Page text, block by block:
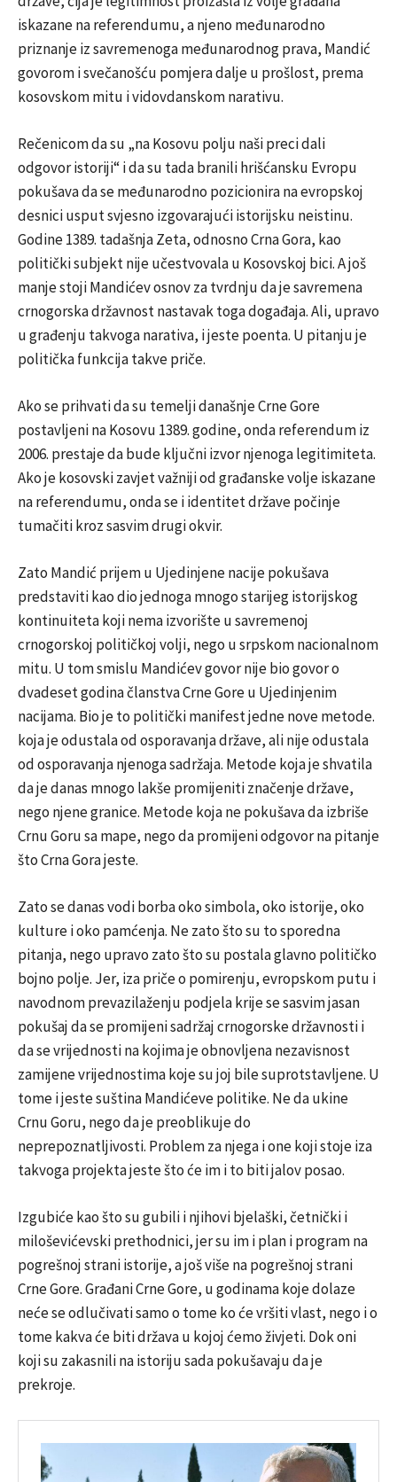
iskazane na referendumu, a njeno međunarodno
priznanje iz savremenoga međunarodnog prava, Mandić
govorom i svečanošću pomjera dalje u prošlost, prema
kosovskom mitu i vidovdanskom narativu.
Rečenicom da su „na Kosovu polju naši preci dali
odgovor istoriji“ i da su tada branili hrišćansku Evropu
pokušava da se međunarodno pozicionira na evropskoj
desnici usput svjesno izgovarajući istorijsku neistinu.
Godine 1389. tadašnja Zeta, odnosno Crna Gora, kao
politički subjekt nije učestvovala u Kosovskoj bici. A još
manje stoji Mandićev osnov za tvrdnju da je savremena
crnogorska državnost nastavak toga događaja. Ali, upravo
u građenju takvoga narativa, i jeste poenta. U pitanju je
politička funkcija takve priče.
Ako se prihvati da su temelji današnje Crne Gore
postavljeni na Kosovu 1389. godine, onda referendum iz
2006. prestaje da bude ključni izvor njenoga legitimiteta.
Ako je kosovski zavjet važniji od građanske volje iskazane
na referendumu, onda se i identitet države počinje
tumačiti kroz sasvim drugi okvir.
Zato Mandić prijem u Ujedinjene nacije pokušava
predstaviti kao dio jednoga mnogo starijeg istorijskog
kontinuiteta koji nema izvorište u savremenoj
crnogorskoj političkoj volji, nego u srpskom nacionalnom
mitu. U tom smislu Mandićev govor nije bio govor o
dvadeset godina članstva Crne Gore u Ujedinjenim
nacijama. Bio je to politički manifest jedne nove metode.
koja je odustala od osporavanja države, ali nije odustala
od osporavanja njenoga sadržaja. Metode koja je shvatila
da je danas mnogo lakše promijeniti značenje države,
nego njene granice. Metode koja ne pokušava da izbriše
Crnu Goru sa mape, nego da promijeni odgovor na pitanje
što Crna Gora jeste.
Zato se danas vodi borba oko simbola, oko istorije, oko
kulture i oko pamćenja. Ne zato što su to sporedna
pitanja, nego upravo zato što su postala glavno političko
bojno polje. Jer, iza priče o pomirenju, evropskom putu i
navodnom prevazilaženju podjela krije se sasvim jasan
pokušaj da se promijeni sadržaj crnogorske državnosti i
da se vrijednosti na kojima je obnovljena nezavisnost
zamijene vrijednostima koje su joj bile suprotstavljene. U
tome i jeste suština Mandićeve politike. Ne da ukine
Crnu Goru, nego da je preoblikuje do
neprepoznatljivosti. Problem za njega i one koji stoje iza
takvoga projekta jeste što će im i to biti jalov posao.
Izgubiće kao što su gubili i njihovi bjelaški, četnički i
miloševićevski prethodnici, jer su im i plan i program na
pogrešnoj strani istorije, a još više na pogrešnoj strani
Crne Gore. Građani Crne Gore, u godinama koje dolaze
neće se odlučivati samo o tome ko će vršiti vlast, nego i o
tome kakva će biti država u kojoj ćemo živjeti. Dok oni
koji su zakasnili na istoriju sada pokušavaju da je
prekroje.